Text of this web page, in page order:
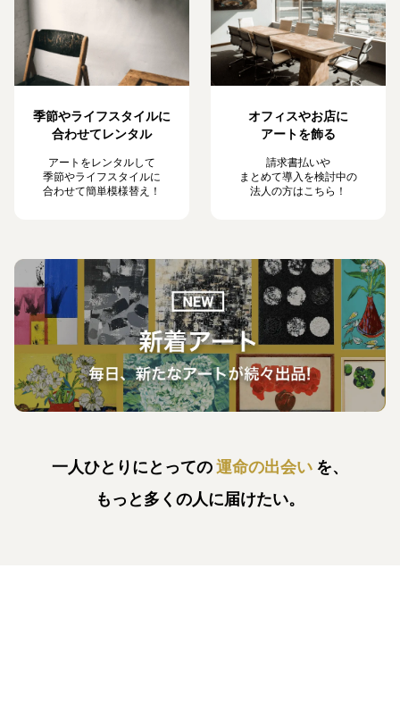
季節やライフスタイルに
合わせてレンタル
アートをレンタルして
季節やライフスタイルに
合わせて簡単模様替え！
オフィスやお店に
アートを飾る
請求書払いや
まとめて導入を検討中の
法人の方はこちら！
一人ひとりにとっての運命の出会い を、
もっと多くの人に届けたい。